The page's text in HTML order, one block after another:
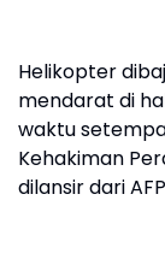
Helikopter
mendarat di
waktu
Kehakiman
dilansir dari